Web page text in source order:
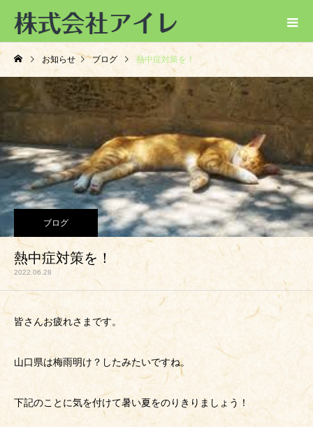
お知らせ ブログ 熱中症対策を！
ブログ
熱中症対策を！
2022.06.28
皆さんお疲れさまです。
山口県は梅雨明け？したみたいですね。
下記のことに気を付けて暑い夏をのりきりましょう！